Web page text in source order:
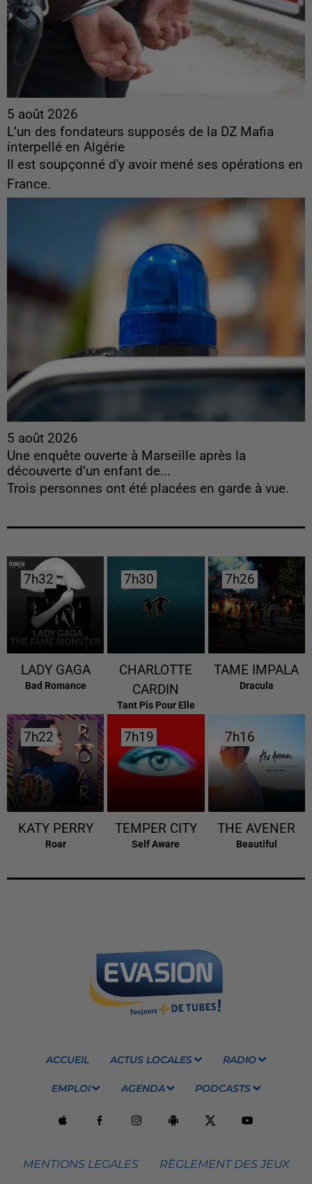
5 août 2026
L’un des fondateurs supposés de la DZ Mafia
interpellé en Algérie
Il est soupçonné d'y avoir mené ses opérations en
France.
5 août 2026
Une enquête ouverte à Marseille après la
découverte d’un enfant de...
Trois personnes ont été placées en garde à vue.
7h32
7h32
LADY GAGA
Bad Romance
7h30
7h30
CHARLOTTE
CARDIN
Tant Pis Pour Elle
7h26
7h26
TAME IMPALA
Dracula
7h22
7h22
KATY PERRY
Roar
7h19
7h19
TEMPER CITY
Self Aware
7h16
7h16
THE AVENER
Beautiful
ACCUEIL ACTUS LOCALES RADIO
EMPLOI AGENDA PODCASTS
MENTIONS LEGALES RÈGLEMENT DES JEUX